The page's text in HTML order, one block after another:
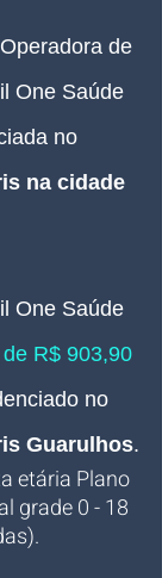
de
One Saúde
no
na cidade
One Saúde
R$ 903,90
no
Guarulhos.
etária Plano
grade 0 - 18